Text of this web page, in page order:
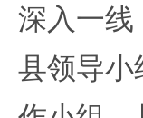
深入一线
县领导小